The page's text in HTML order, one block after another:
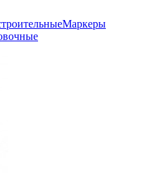
Маркеры